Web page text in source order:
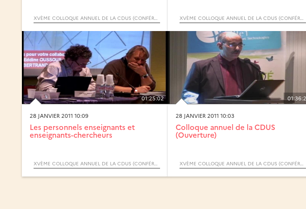
XVÈME COLLOQUE ANNUEL DE LA CDUS (CONFÉRENCE DES DOYENS ET DIRECTEURS DES UFR SCIENTIFIQUES) XVÈME COLLOQUE ANNUEL DE LA CDUS (CONFÉRENCE DES DOYENS ET DIRECTEURS DES UFR SCIENTIFIQUES)
01:25:02
28 JANVIER 2011 10:09
Les personnels enseignants et
enseignants-chercheurs
XVÈME COLLOQUE ANNUEL DE LA CDUS (CONFÉRENCE DES DOYENS ET DIRECTEURS DES UFR SCIENTIFIQUES)
28 JANVIER 2011 10:03
Colloque annuel de la CDUS
(Ouverture)
XVÈME COLLOQUE ANNUEL DE LA CDUS (CONFÉRENCE DES DOYENS ET DIRECTEURS DES UFR SCIENTIFIQUES)